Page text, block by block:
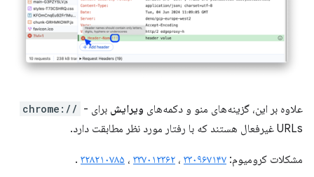
علاوه بر این، گزینه‌های منو و دکمه‌های ویرایش برای chrome:// -
URLs غیرفعال هستند که با رفتار مورد نظر مطابقت دارد.
مشکلات کرومیوم: ۳۳۰۹۶۷۱۴۷ ، ۳۳۷۰۱۲۳۶۲ ، ۳۲۸۲۱۰۷۸۵ .